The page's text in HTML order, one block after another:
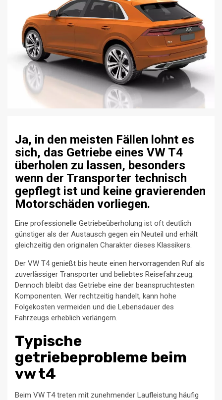
Ja, in den meisten Fällen lohnt es
sich, das Getriebe eines VW T4
überholen zu lassen, besonders
wenn der Transporter technisch
gepflegt ist und keine gravierenden
Motorschäden vorliegen.
Eine professionelle Getriebeüberholung ist oft deutlich
günstiger als der Austausch gegen ein Neuteil und erhält
gleichzeitig den originalen Charakter dieses Klassikers.
Der VW T4 genießt bis heute einen hervorragenden Ruf als
zuverlässiger Transporter und beliebtes Reisefahrzeug.
Dennoch bleibt das Getriebe eine der beanspruchtesten
Komponenten. Wer rechtzeitig handelt, kann hohe
Folgekosten vermeiden und die Lebensdauer des
Fahrzeugs erheblich verlängern.
Typische
getriebeprobleme beim
vw t4
Beim VW T4 treten mit zunehmender Laufleistung häufig